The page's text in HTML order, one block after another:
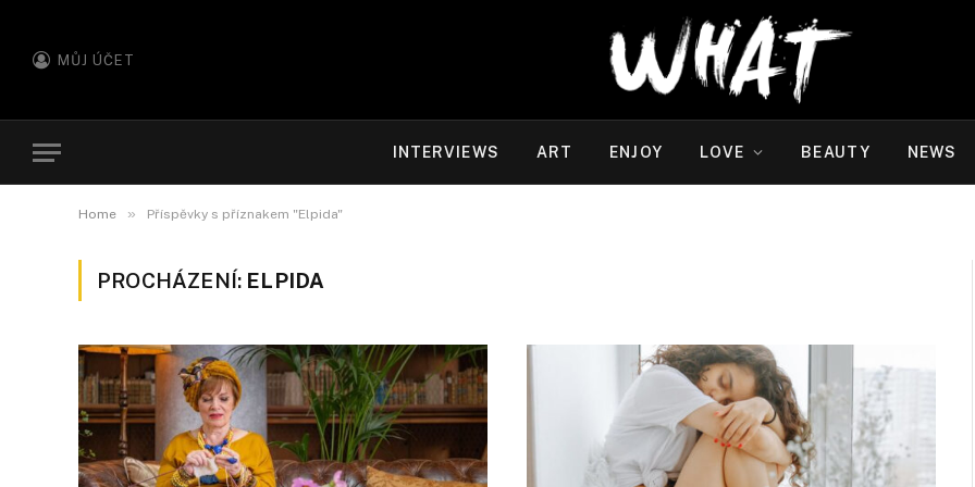
MŮJ ÚČET
INTERVIEWS ART ENJOY LOVE BEAUTY NEWS
Home » Příspěvky s příznakem "Elpida"
PROCHÁZENÍ: ELPIDA